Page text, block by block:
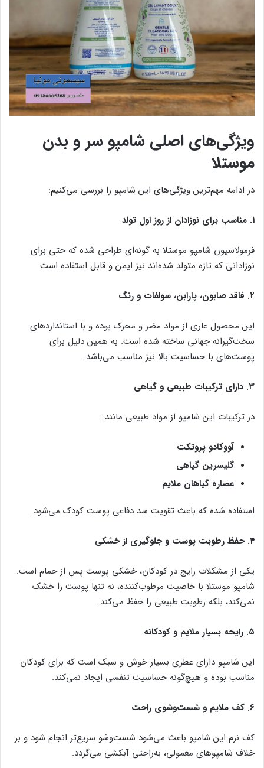
ویژگی‌های اصلی شامپو سر و بدن
موستلا
در ادامه مهم‌ترین ویژگی‌های این شامپو را بررسی می‌کنیم:
۱. مناسب برای نوزادان از روز اول تولد
فرمولاسیون شامپو موستلا به گونه‌ای طراحی شده که حتی برای
نوزادانی که تازه متولد شده‌اند نیز ایمن و قابل استفاده است.
۲. فاقد صابون، پارابن، سولفات و رنگ
این محصول عاری از مواد مضر و محرک بوده و با استانداردهای
سخت‌گیرانه جهانی ساخته شده است. به همین دلیل برای
پوست‌های با حساسیت بالا نیز مناسب می‌باشد.
۳. دارای ترکیبات طبیعی و گیاهی
در ترکیبات این شامپو از مواد طبیعی مانند:
آووکادو پروتکت
گلیسرین گیاهی
عصاره گیاهان ملایم
استفاده شده که باعث تقویت سد دفاعی پوست کودک می‌شود.
۴. حفظ رطوبت پوست و جلوگیری از خشکی
یکی از مشکلات رایج در کودکان، خشکی پوست پس از حمام است.
شامپو موستلا با خاصیت مرطوب‌کننده، نه تنها پوست را خشک
نمی‌کند، بلکه رطوبت طبیعی را حفظ می‌کند.
۵. رایحه بسیار ملایم و کودکانه
این شامپو دارای عطری بسیار خوش و سبک است که برای کودکان
مناسب بوده و هیچ‌گونه حساسیت تنفسی ایجاد نمی‌کند.
۶. کف ملایم و شست‌وشوی راحت
کف نرم این شامپو باعث می‌شود شست‌وشو سریع‌تر انجام شود و بر
خلاف شامپوهای معمولی، به‌راحتی آبکشی می‌گردد.